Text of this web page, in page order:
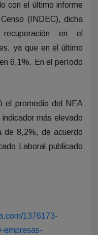
con el último informe
(INDEC), dicha
en el
ya que en el último
6,1%. En el período
el promedio del NEA
más elevado
de 8,2%, de acuerdo
Laboral publicado
1376173-
empresas-